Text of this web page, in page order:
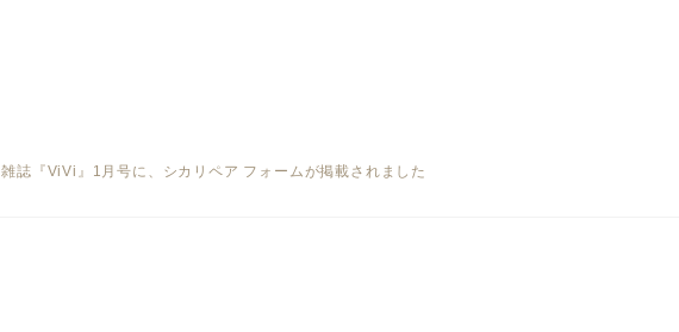
雑誌『ViVi』1月号に、シカリペア フォームが掲載されました